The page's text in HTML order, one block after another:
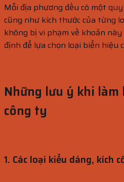
Mỗi địa phương đều có một
cũng như kích thước của từng
không bị vi phạm về khoản
định để lựa chọn loại biển hiệu
Những lưu ý khi làm
công ty
1. Các loại kiểu dáng, kích